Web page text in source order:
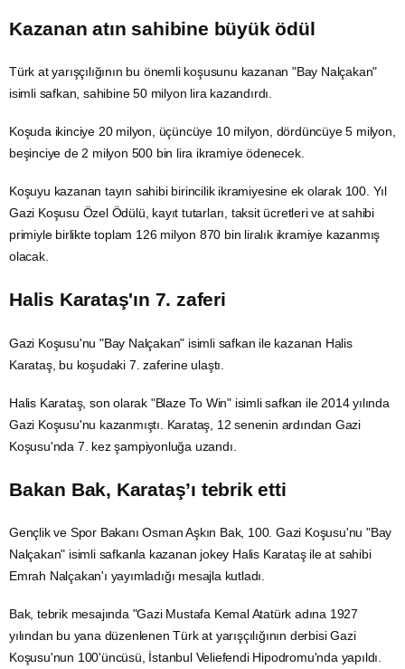
Kazanan atın sahibine büyük ödül
Türk at yarışçılığının bu önemli koşusunu kazanan "Bay Nalçakan"
isimli safkan, sahibine 50 milyon lira kazandırdı.
Koşuda ikinciye 20 milyon, üçüncüye 10 milyon, dördüncüye 5 milyon,
beşinciye de 2 milyon 500 bin lira ikramiye ödenecek.
Koşuyu kazanan tayın sahibi birincilik ikramiyesine ek olarak 100. Yıl
Gazi Koşusu Özel Ödülü, kayıt tutarları, taksit ücretleri ve at sahibi
primiyle birlikte toplam 126 milyon 870 bin liralık ikramiye kazanmış
olacak.
Halis Karataş'ın 7. zaferi
Gazi Koşusu'nu "Bay Nalçakan" isimli safkan ile kazanan Halis
Karataş, bu koşudaki 7. zaferine ulaştı.
Halis Karataş, son olarak "Blaze To Win" isimli safkan ile 2014 yılında
Gazi Koşusu'nu kazanmıştı. Karataş, 12 senenin ardından Gazi
Koşusu'nda 7. kez şampiyonluğa uzandı.
Bakan Bak, Karataş’ı tebrik etti
Gençlik ve Spor Bakanı Osman Aşkın Bak, 100. Gazi Koşusu'nu "Bay
Nalçakan" isimli safkanla kazanan jokey Halis Karataş ile at sahibi
Emrah Nalçakan'ı yayımladığı mesajla kutladı.
Bak, tebrik mesajında "Gazi Mustafa Kemal Atatürk adına 1927
yılından bu yana düzenlenen Türk at yarışçılığının derbisi Gazi
Koşusu'nun 100'üncüsü, İstanbul Veliefendi Hipodromu'nda yapıldı.